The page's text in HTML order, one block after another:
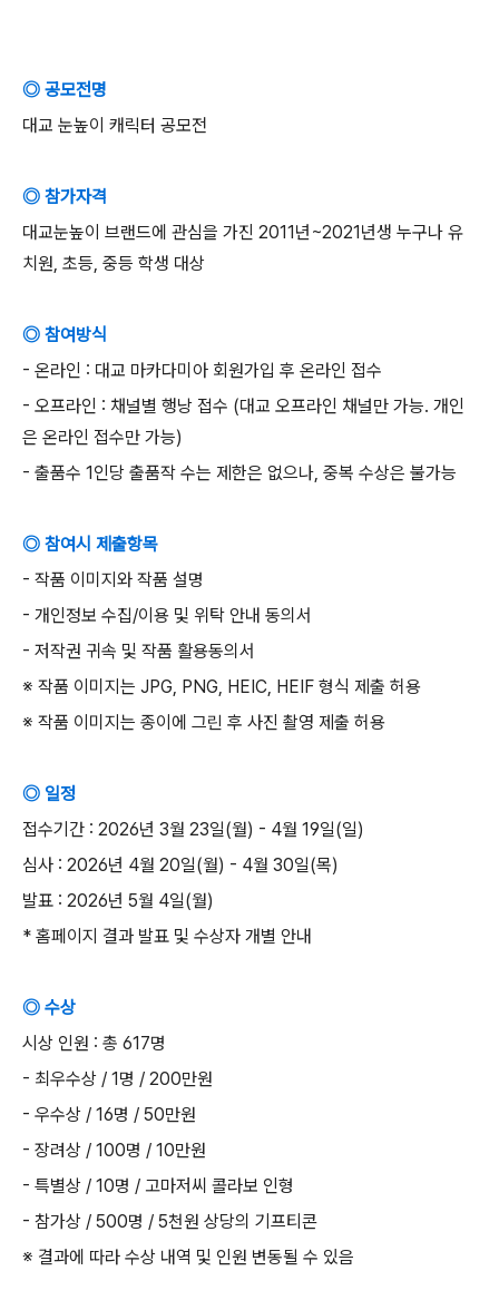
◎ 공모전명
대교 눈높이 캐릭터 공모전
◎ 참가자격
대교눈높이 브랜드에 관심을 가진 2011년 ~2021년생 누구나 유
치원, 초등, 중등 학생 대상
◎ 참여방식
- 온라인 : 대교 마카다미아 회원가입 후 온라인 접수
- 오프라인 : 채널별 행낭 접수 (대교 오프라인 채널만 가능. 개인
은 온라인 접수만 가능)
- 출품수 1인당 출품작 수는 제한은 없으나, 중복 수상은 불가능
◎ 참여시 제출항목
- 작품 이미지와 작품 설명
- 개인정보 수집/이용 및 위탁 안내 동의서
- 저작권 귀속 및 작품 활용동의서
※ 작품 이미지는 JPG, PNG, HEIC, HEIF 형식 제출 허용
※ 작품 이미지는 종이에 그린 후 사진 촬영 제출 허용
◎ 일정
접수기간 : 2026년 3월 23일(월) - 4월 19일(일)
심사 : 2026년 4월 20일(월) - 4월 30일(목)
발표 : 2026년 5월 4일(월)
* 홈페이지 결과 발표 및 수상자 개별 안내
◎ 수상
시상 인원 : 총 617명
- 최우수상 / 1명 / 200만원
- 우수상 / 16명 / 50만원
- 장려상 / 100명 / 10만원
- 특별상 / 10명 / 고마저씨 콜라보 인형
- 참가상 / 500명 / 5천원 상당의 기프티콘
※ 결과에 따라 수상 내역 및 인원 변동될 수 있음